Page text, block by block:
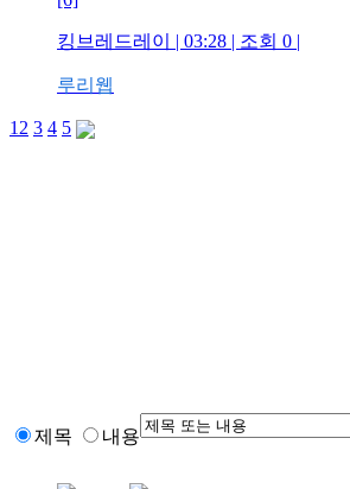
킹브레드레이 | 03:28 | 조회 0 |
루리웹
1 2 3 4 5
제목 내용